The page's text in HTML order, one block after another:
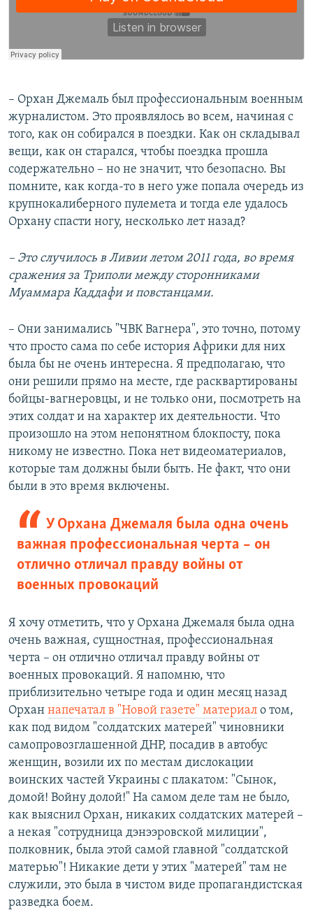
– Орхан Джемаль был профессиональным военным
журналистом. Это проявлялось во всем, начиная с
того, как он собирался в поездки. Как он складывал
вещи, как он старался, чтобы поездка прошла
содержательно – но не значит, что безопасно. Вы
помните, как когда-то в него уже попала очередь из
крупнокалиберного пулемета и тогда еле удалось
Орхану спасти ногу, несколько лет назад?
– Это случилось в Ливии летом 2011 года, во время
сражения за Триполи между сторонниками
Муаммара Каддафи и повстанцами.
– Они занимались "ЧВК Вагнера", это точно, потому
что просто сама по себе история Африки для них
была бы не очень интересна. Я предполагаю, что
они решили прямо на месте, где расквартированы
бойцы-вагнеровцы, и не только они, посмотреть на
этих солдат и на характер их деятельности. Что
произошло на этом непонятном блокпосту, пока
никому не известно. Пока нет видеоматериалов,
которые там должны были быть. Не факт, что они
были в это время включены.
У Орхана Джемаля была одна очень
важная профессиональная черта – он
отлично отличал правду войны от
военных провокаций
Я хочу отметить, что у Орхана Джемаля была одна
очень важная, сущностная, профессиональная
черта – он отлично отличал правду войны от
военных провокаций. Я напомню, что
приблизительно четыре года и один месяц назад
Орхан напечатал в "Новой газете" материал о том,
как под видом "солдатских матерей" чиновники
самопровозглашенной ДНР, посадив в автобус
женщин, возили их по местам дислокации
воинских частей Украины с плакатом: "Сынок,
домой! Войну долой!" На самом деле там не было,
как выяснил Орхан, никаких солдатских матерей –
а некая "сотрудница дэнээровской милиции",
полковник, была этой самой главной "солдатской
матерью"! Никакие дети у этих "матерей" там не
служили, это была в чистом виде пропагандистская
разведка боем.